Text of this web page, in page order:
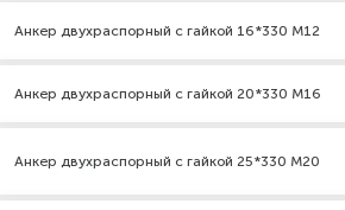
Анкер двухраспорный с гайкой 16*330 М12
Анкер двухраспорный с гайкой 20*330 М16
Анкер двухраспорный с гайкой 25*330 М20